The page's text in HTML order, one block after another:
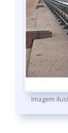
Imagem